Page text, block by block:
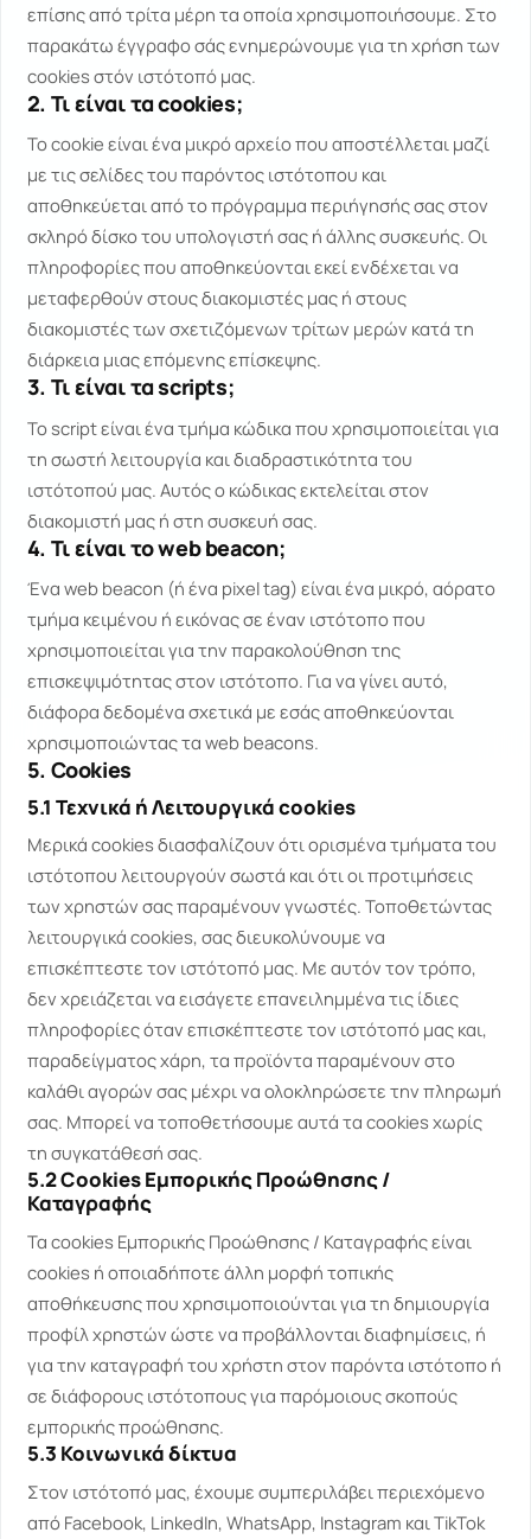
επίσης από τρίτα μέρη τα οποία χρησιμοποιήσουμε. Στο
παρακάτω έγγραφο σάς ενημερώνουμε για τη χρήση των
cookies στόν ιστότοπό μας.
2. Τι είναι τα cookies;
Το cookie είναι ένα μικρό αρχείο που αποστέλλεται μαζί
με τις σελίδες του παρόντος ιστότοπου και
αποθηκεύεται από το πρόγραμμα περιήγησής σας στον
σκληρό δίσκο του υπολογιστή σας ή άλλης συσκευής. Οι
πληροφορίες που αποθηκεύονται εκεί ενδέχεται να
μεταφερθούν στους διακομιστές μας ή στους
διακομιστές των σχετιζόμενων τρίτων μερών κατά τη
διάρκεια μιας επόμενης επίσκεψης.
3. Τι είναι τα scripts;
Το script είναι ένα τμήμα κώδικα που χρησιμοποιείται για
τη σωστή λειτουργία και διαδραστικότητα του
ιστότοπού μας. Αυτός ο κώδικας εκτελείται στον
διακομιστή μας ή στη συσκευή σας.
4. Τι είναι το web beacon;
Ένα web beacon (ή ένα pixel tag) είναι ένα μικρό, αόρατο
τμήμα κειμένου ή εικόνας σε έναν ιστότοπο που
χρησιμοποιείται για την παρακολούθηση της
επισκεψιμότητας στον ιστότοπο. Για να γίνει αυτό,
διάφορα δεδομένα σχετικά με εσάς αποθηκεύονται
χρησιμοποιώντας τα web beacons.
5. Cookies
5.1 Τεχνικά ή Λειτουργικά cookies
Μερικά cookies διασφαλίζουν ότι ορισμένα τμήματα του
ιστότοπου λειτουργούν σωστά και ότι οι προτιμήσεις
των χρηστών σας παραμένουν γνωστές. Τοποθετώντας
λειτουργικά cookies, σας διευκολύνουμε να
επισκέπτεστε τον ιστότοπό μας. Με αυτόν τον τρόπο,
δεν χρειάζεται να εισάγετε επανειλημμένα τις ίδιες
πληροφορίες όταν επισκέπτεστε τον ιστότοπό μας και,
παραδείγματος χάρη, τα προϊόντα παραμένουν στο
καλάθι αγορών σας μέχρι να ολοκληρώσετε την πληρωμή
σας. Μπορεί να τοποθετήσουμε αυτά τα cookies χωρίς
τη συγκατάθεσή σας.
5.2 Cookies Εμπορικής Προώθησης /
Καταγραφής
Τα cookies Εμπορικής Προώθησης / Καταγραφής είναι
cookies ή οποιαδήποτε άλλη μορφή τοπικής
αποθήκευσης που χρησιμοποιούνται για τη δημιουργία
προφίλ χρηστών ώστε να προβάλλονται διαφημίσεις, ή
για την καταγραφή του χρήστη στον παρόντα ιστότοπο ή
σε διάφορους ιστότοπους για παρόμοιους σκοπούς
εμπορικής προώθησης.
5.3 Κοινωνικά δίκτυα
Στον ιστότοπό μας, έχουμε συμπεριλάβει περιεχόμενο
από Facebook, LinkedIn, WhatsApp, Instagram και TikTok